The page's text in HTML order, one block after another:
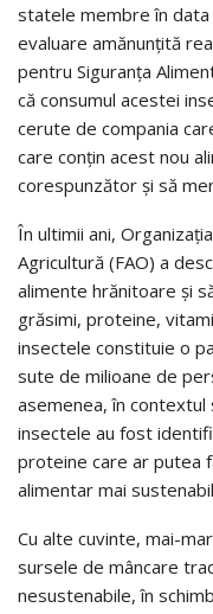
statele membre în
evaluare amănunțită
pentru Siguranţa
că consumul acestei
cerute de compania
care conţin acest nou
corespunzător şi să
În ultimii ani,
Agricultură (FAO) a
alimente hrănitoare şi
grăsimi, proteine,
insectele constituie o
sute de milioane de
asemenea, în contextul
insectele au fost
proteine care ar putea
alimentar mai
Cu alte cuvinte, mai-
sursele de mâncare
nesustenabile, în